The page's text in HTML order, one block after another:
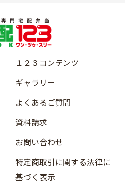
１２３コンテンツ
ギャラリー
よくあるご質問
資料請求
お問い合わせ
特定商取引に関する法律に
基づく表示